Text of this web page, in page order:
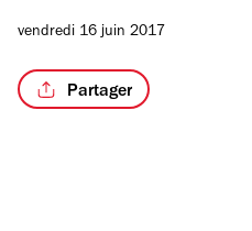
vendredi 16 juin 2017
Partager